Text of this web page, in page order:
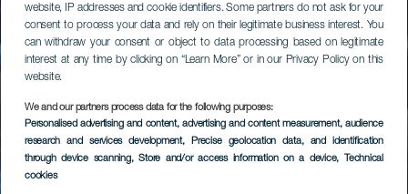
website, IP addresses and cookie identifiers. Some partners do not ask for your
consent to process your data and rely on their legitimate business interest. You
can withdraw your consent or object to data processing based on legitimate
interest at any time by clicking on “Learn More” or in our Privacy Policy on this
website.
We and our partners process data for the following purposes:
Personalised advertising and content, advertising and content measurement, audience
research and services development, Precise geolocation data, and identification
through device scanning, Store and/or access information on a device, Technical
cookies